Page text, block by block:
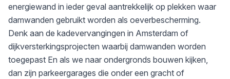
energiewand in ieder geval aantrekkelijk op plekken waar
damwanden gebruikt worden als oeverbescherming.
Denk aan de kadevervangingen in Amsterdam of
dijkversterkingsprojecten waarbij damwanden worden
toegepast En als we naar ondergronds bouwen kijken,
dan zijn parkeergarages die onder een gracht of